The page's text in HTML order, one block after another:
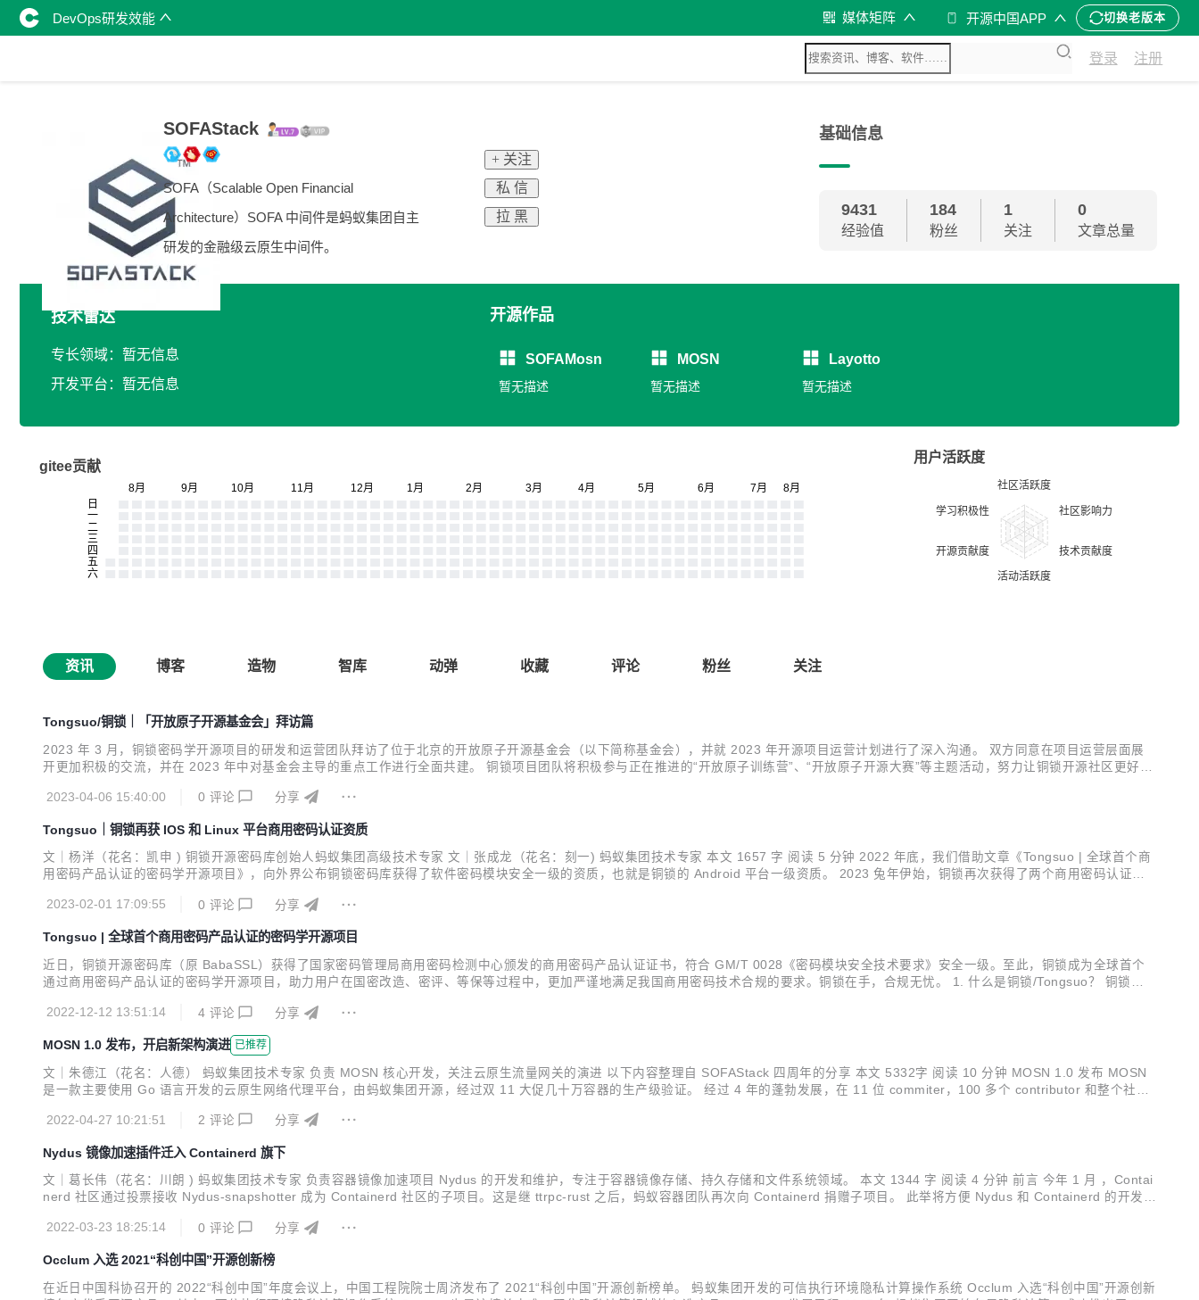
DevOps研发效能 媒体矩阵 开源中国APP 切换老版本
登录 注册
SOFAStack
SOFA（Scalable Open Financial
Architecture）SOFA 中间件是蚂蚁集团自主
研发的金融级云原生中间件。
+ 关注
私 信
拉 黑
基础信息
9431
经验值
184
粉丝
1
关注
0
文章总量
技术雷达
专长领域：暂无信息
开发平台：暂无信息
开源作品
SOFAMosn
暂无描述
MOSN
暂无描述
Layotto
暂无描述
gitee贡献
用户活跃度
资讯 博客 造物 智库 动弹 收藏 评论 粉丝 关注
Tongsuo/铜锁｜「开放原子开源基金会」拜访篇
2023 年 3 月，铜锁密码学开源项目的研发和运营团队拜访了位于北京的开放原子开源基金会（以下简称基金会），并就 2023 年开源项目运营计划进行了深入沟通。 双方同意在项目运营层面展
开更加积极的交流，并在 2023 年中对基金会主导的重点工作进行全面共建。 铜锁项目团队将积极参与正在推进的“开放原子训练营”、“开放原子开源大赛”等主题活动，努力让铜锁开源社区更好的
箱即用的“铜锁”。 悄悄告诉正在看文章的读者们，每位认真填...
2023-04-06 15:40:00 0 评论 分享
Tongsuo｜铜锁再获 IOS 和 Linux 平台商用密码认证资质
文｜杨洋（花名：凯申 ) 铜锁开源密码库创始人蚂蚁集团高级技术专家 文｜张成龙（花名：刻一) 蚂蚁集团技术专家 本文 1657 字 阅读 5 分钟 2022 年底，我们借助文章《Tongsuo | 全球首个商
用密码产品认证的密码学开源项目》，向外界公布铜锁密码库获得了软件密码模块安全一级的资质，也就是铜锁的 Android 平台一级资质。 2023 兔年伊始，铜锁再次获得了两个商用密码认证证
2023-02-01 17:09:55
0 评论 分享
Tongsuo | 全球首个商用密码产品认证的密码学开源项目
近日，铜锁开源密码库（原 BabaSSL）获得了国家密码管理局商用密码检测中心颁发的商用密码产品认证证书，符合 GM/T 0028《密码模块安全技术要求》安全一级。至此，铜锁成为全球首个
通过商用密码产品认证的密码学开源项目，助力用户在国密改造、密评、等保等过程中，更加严谨地满足我国商用密码技术合规的要求。铜锁在手，合规无忧。 1. 什么是铜锁/Tongsuo？ 铜锁（T
的私密性、完整性和可认证性，为数据生命周期中的隐私和...
2022-12-12 13:51:14 4 评论 分享
MOSN 1.0 发布，开启新架构演进 已推荐
文｜朱德江（花名：人德） 蚂蚁集团技术专家 负责 MOSN 核心开发，关注云原生流量网关的演进 以下内容整理自 SOFAStack 四周年的分享 本文 5332字 阅读 10 分钟 MOSN 1.0 发布 MOSN
是一款主要使用 Go 语言开发的云原生网络代理平台，由蚂蚁集团开源，经过双 11 大促几十万容器的生产级验证。 经过 4 年的蓬勃发展，在 11 位 commiter，100 多个 contributor 和整个社区
2022-04-27 10:21:51
2 评论 分享
Nydus 镜像加速插件迁入 Containerd 旗下
文｜葛长伟（花名：川朗 ) 蚂蚁集团技术专家 负责容器镜像加速项目 Nydus 的开发和维护，专注于容器镜像存储、持久存储和文件系统领域。 本文 1344 字 阅读 4 分钟 前言 今年 1 月 ，Contai
nerd 社区通过投票接收 Nydus-snapshotter 成为 Containerd 社区的子项目。这是继 ttrpc-rust 之后，蚂蚁容器团队再次向 Containerd 捐赠子项目。 此举将方便 Nydus 和 Containerd 的开发协
2022-03-23 18:25:14
0 评论 分享
Occlum 入选 2021“科创中国”开源创新榜
在近日中国科协召开的 2022“科创中国”年度会议上，中国工程院院士周济发布了 2021“科创中国”开源创新榜单。 蚂蚁集团开发的可信执行环境隐私计算操作系统 Occlum 入选“科创中国”开源创新